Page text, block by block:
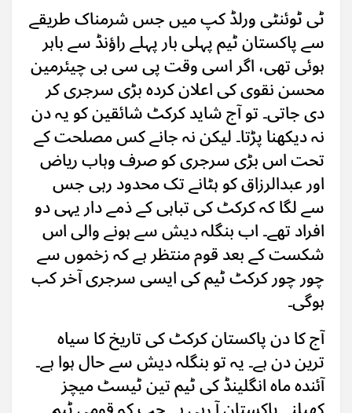
ٹی ٹوئنٹی ورلڈ کپ میں جس شرمناک طریقے
سے پاکستان ٹیم پہلی بار پہلے راؤنڈ سے باہر
ہوئی تھی، اگر اسی وقت پی سی بی چیئرمین
محسن نقوی کی اعلان کردہ بڑی سرجری کر
دی جاتی۔ تو آج شاید کرکٹ شائقین کو یہ دن
نہ دیکھنا پڑتا۔ لیکن نہ جانے کس مصلحت کے
تحت اس بڑی سرجری کو صرف وہاب ریاض
اور عبدالرزاق کو ہٹانے تک محدود رہی جس
سے لگا کہ کرکٹ کی تباہی کے ذمے دار یہی دو
افراد تھے۔ اب بنگلہ دیش سے ہونے والی اس
شکست کے بعد قوم منتظر ہے کہ زخموں سے
چور چور کرکٹ ٹیم کی ایسی سرجری آخر کب
ہوگی۔
آج کا دن پاکستان کرکٹ کی تاریخ کا سیاہ
ترین دن ہے۔ یہ تو بنگلہ دیش سے حال ہوا ہے۔
آئندہ ماہ انگلینڈ کی ٹیم تین ٹیسٹ میچز